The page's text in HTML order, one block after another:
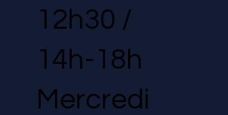
12h30 /
14h-18h
Mercredi